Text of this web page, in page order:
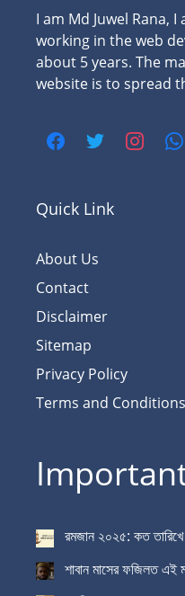
I am Md Juwel Rana,
working in the web
about 5 years. The
website is to spread
Quick Link
About Us
Contact
Disclaimer
Sitemap
Privacy Policy
Terms and Conditions
রমজান ২০২৫: কত
শাবান মাসের ফজিলত এই